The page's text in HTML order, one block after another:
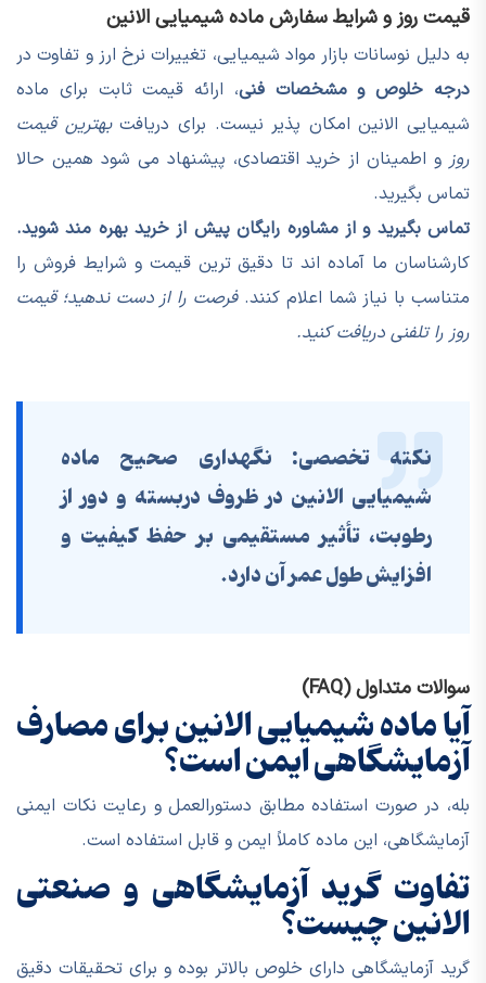
قیمت روز و شرایط سفارش ماده شیمیایی الانین
به دلیل نوسانات بازار مواد شیمیایی، تغییرات نرخ ارز و تفاوت در
درجه خلوص و مشخصات فنی، ارائه قیمت ثابت برای ماده
شیمیایی الانین امکان پذیر نیست. برای دریافتبهترین قیمت
روز و اطمینان از خرید اقتصادی، پیشنهاد می شود همین حالا
تماس بگیرید.
تماس بگیرید و از مشاوره رایگان پیش از خرید بهره مند شوید.
کارشناسان ما آماده اند تا دقیق ترین قیمت و شرایط فروش را
متناسب با نیاز شما اعلام کنند.فرصت را از دست ندهید؛ قیمت
روز را تلفنی دریافت کنید.
نکته تخصصی: نگهداری صحیح ماده
شیمیایی الانین در ظروف دربسته و دور از
رطوبت، تأثیر مستقیمی بر حفظ کیفیت و
افزایش طول عمر آن دارد.
سوالات متداول (FAQ)
آیا ماده شیمیایی الانین برای مصارف
آزمایشگاهی ایمن است؟
بله، در صورت استفاده مطابق دستورالعمل و رعایت نکات ایمنی
آزمایشگاهی، این ماده کاملاً ایمن و قابل استفاده است.
تفاوت گرید آزمایشگاهی و صنعتی
الانین چیست؟
گرید آزمایشگاهی دارای خلوص بالاتر بوده و برای تحقیقات دقیق